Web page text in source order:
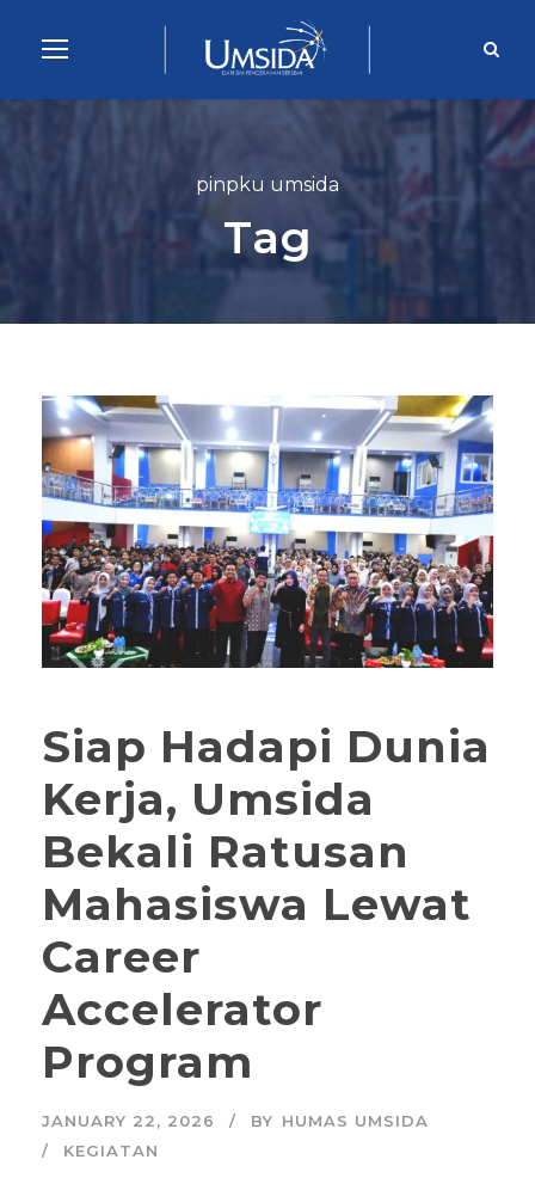
pinpku umsida
Tag
Siap Hadapi Dunia
Kerja, Umsida
Bekali Ratusan
Mahasiswa Lewat
Career
Accelerator
Program
JANUARY 22, 2026 BY HUMAS UMSIDA
KEGIATAN